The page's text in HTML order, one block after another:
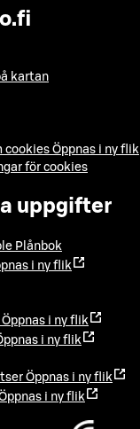
kartan
cookies Öppnas i ny flik
för cookies
uppgifter
Plånbok
i ny flik
Öppnas i ny flik
i ny flik
Öppnas i ny flik
i ny flik